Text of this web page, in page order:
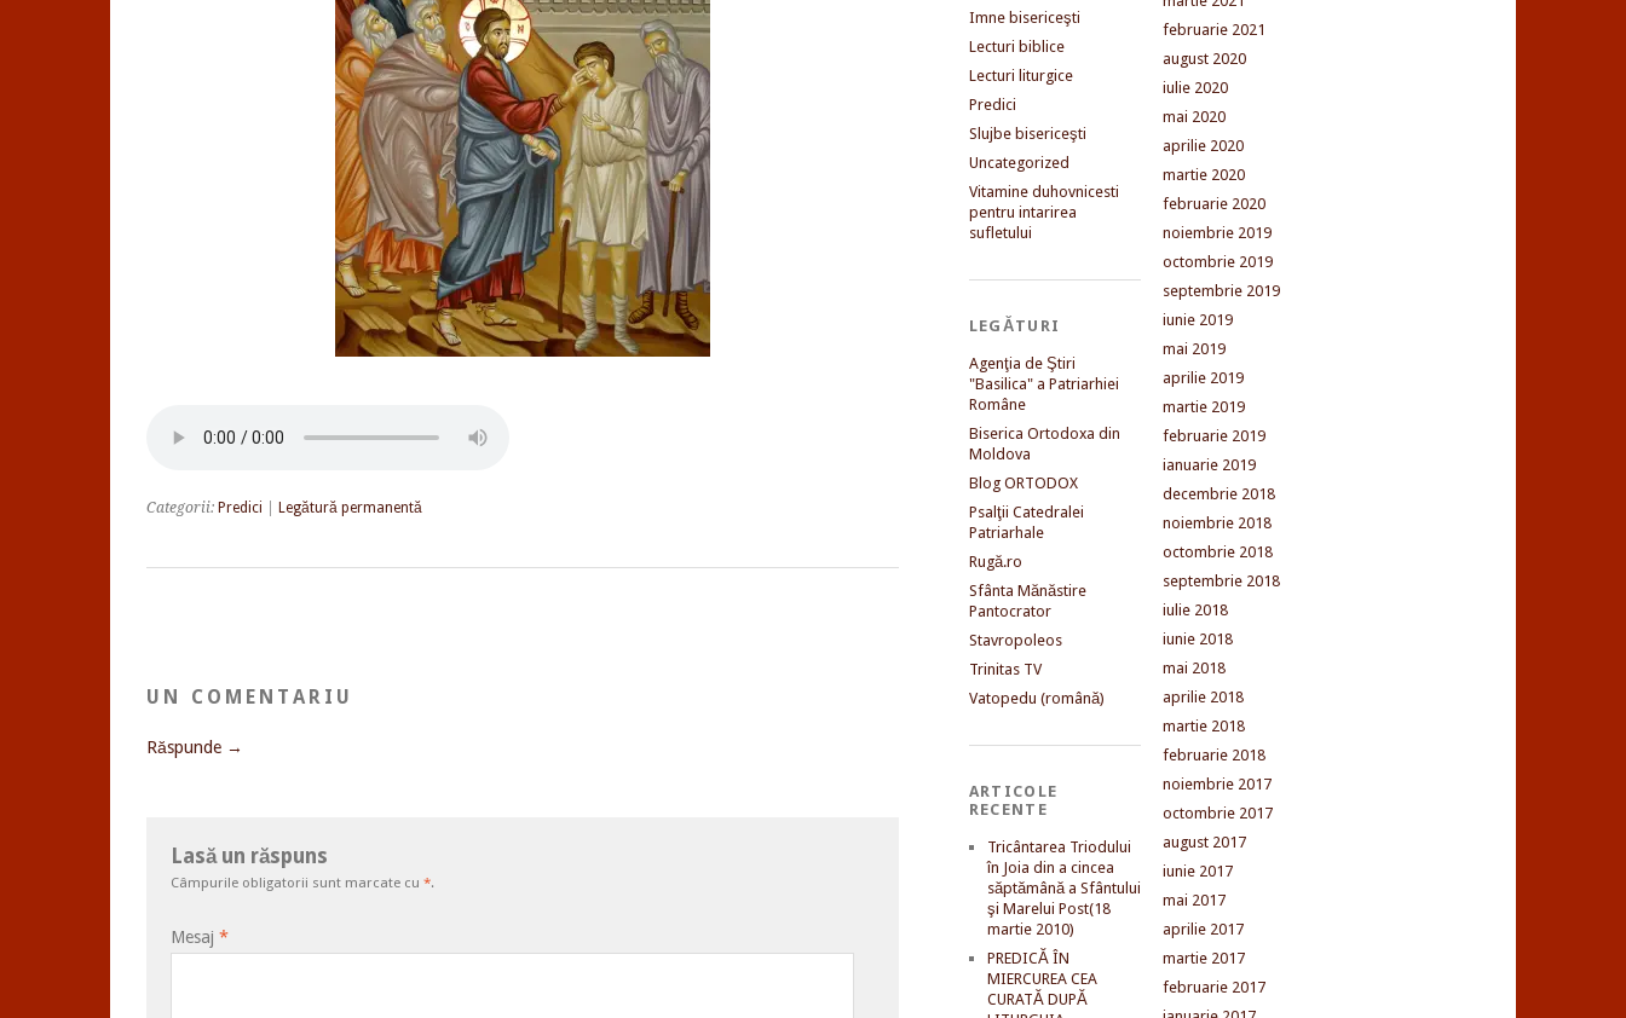
Categorii: Predici Legătură permanentă
UN COMENTARIU
Răspunde →
Lasă un răspuns
Câmpurile obligatorii sunt marcate cu *.
Mesaj *
Imne bisericeşti
Lecturi biblice
Lecturi liturgice
Predici
Slujbe bisericeşti
Uncategorized
Vitamine duhovnicesti
pentru intarirea
sufletului
LEGĂTURI
Agenţia de Ştiri
"Basilica" a Patriarhiei
Române
Biserica Ortodoxa din
Moldova
Blog ORTODOX
Psalţii Catedralei
Patriarhale
Rugă.ro
Sfânta Mănăstire
Pantocrator
Stavropoleos
Trinitas TV
Vatopedu (română)
ARTICOLE
RECENTE
Tricântarea Triodului
în Joia din a cincea
săptămână a Sfântului
şi Marelui Post(18
martie 2010)
PREDICĂ ÎN
MIERCUREA CEA
CURATĂ DUPĂ
februarie 2021
august 2020
iulie 2020
mai 2020
aprilie 2020
martie 2020
februarie 2020
noiembrie 2019
octombrie 2019
septembrie 2019
iunie 2019
mai 2019
aprilie 2019
martie 2019
februarie 2019
ianuarie 2019
decembrie 2018
noiembrie 2018
octombrie 2018
septembrie 2018
iulie 2018
iunie 2018
mai 2018
aprilie 2018
martie 2018
februarie 2018
noiembrie 2017
octombrie 2017
august 2017
iunie 2017
mai 2017
aprilie 2017
martie 2017
februarie 2017